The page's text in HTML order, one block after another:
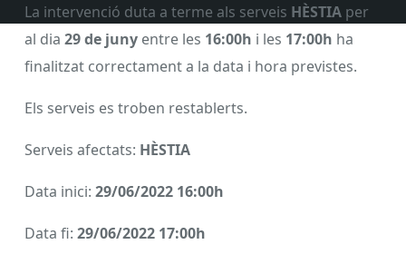
La intervenció duta a terme als serveis HÈSTIA per
al dia 29 de juny entre les 16:00h i les 17:00h ha
finalitzat correctament a la data i hora previstes.
Els serveis es troben restablerts.
Serveis afectats: HÈSTIA
Data inici: 29/06/2022 16:00h
Data fi: 29/06/2022 17:00h